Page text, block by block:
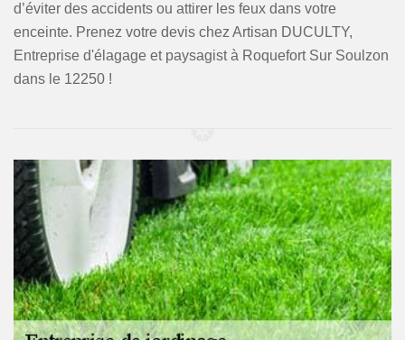
d’éviter des accidents ou attirer les feux dans votre
enceinte. Prenez votre devis chez Artisan DUCULTY,
Entreprise d'élagage et paysagist à Roquefort Sur Soulzon
dans le 12250 !